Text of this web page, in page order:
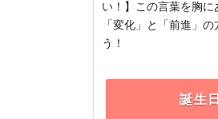
い！】この言葉を胸
「変化」と「前進」
う！
誕生